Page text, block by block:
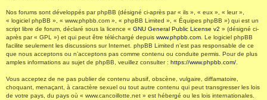
Nos forums sont développés par phpBB (désigné ci-après par « ils », « eux », « leur »,
« logiciel phpBB », « www.phpbb.com », « phpBB Limited », « Équipes phpBB ») qui est un
script libre de forum, déclaré sous la licence « GNU General Public License v2 » (désigné ci-
après par « GPL ») et qui peut être téléchargé depuis www.phpbb.com . Le logiciel phpBB
facilite seulement les discussions sur Internet. phpBB Limited n’est pas responsable de ce
que nous acceptons ou n’acceptons pas comme contenu ou conduite permis. Pour de plus
amples informations au sujet de phpBB, veuillez consulter : https://www.phpbb.com/
Vous acceptez de ne pas publier de contenu abusif, obscène, vulgaire, diffamatoire,
choquant, menaçant, à caractère sexuel ou tout autre contenu qui peut transgresser les lois
de votre pays, du pays où « www.cancoillotte.net » est hébergé ou les lois internationales.